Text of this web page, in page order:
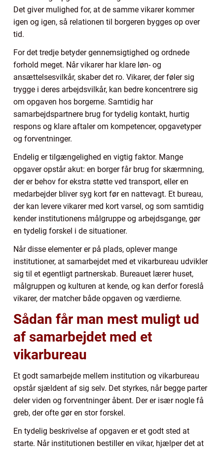
Det giver mulighed for, at de samme vikarer kommer
igen og igen, så relationen til borgeren bygges op over
tid.
For det tredje betyder gennemsigtighed og ordnede
forhold meget. Når vikarer har klare løn- og
ansættelsesvilkår, skaber det ro. Vikarer, der føler sig
trygge i deres arbejdsvilkår, kan bedre koncentrere sig
om opgaven hos borgerne. Samtidig har
samarbejdspartnere brug for tydelig kontakt, hurtig
respons og klare aftaler om kompetencer, opgavetyper
og forventninger.
Endelig er tilgængelighed en vigtig faktor. Mange
opgaver opstår akut: en borger får brug for skærmning,
der er behov for ekstra støtte ved transport, eller en
medarbejder bliver syg kort før en nattevagt. Et bureau,
der kan levere vikarer med kort varsel, og som samtidig
kender institutionens målgruppe og arbejdsgange, gør
en tydelig forskel i de situationer.
Når disse elementer er på plads, oplever mange
institutioner, at samarbejdet med et vikarbureau udvikler
sig til et egentligt partnerskab. Bureauet lærer huset,
målgruppen og kulturen at kende, og kan derfor foreslå
vikarer, der matcher både opgaven og værdierne.
Sådan får man mest muligt ud
af samarbejdet med et
vikarbureau
Et godt samarbejde mellem institution og vikarbureau
opstår sjældent af sig selv. Det styrkes, når begge parter
deler viden og forventninger åbent. Der er især nogle få
greb, der ofte gør en stor forskel.
En tydelig beskrivelse af opgaven er et godt sted at
starte. Når institutionen bestiller en vikar, hjælper det at